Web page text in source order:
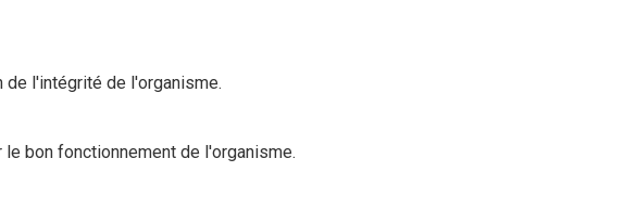
l'intégrité de l'organisme.
bon fonctionnement de l'organisme.